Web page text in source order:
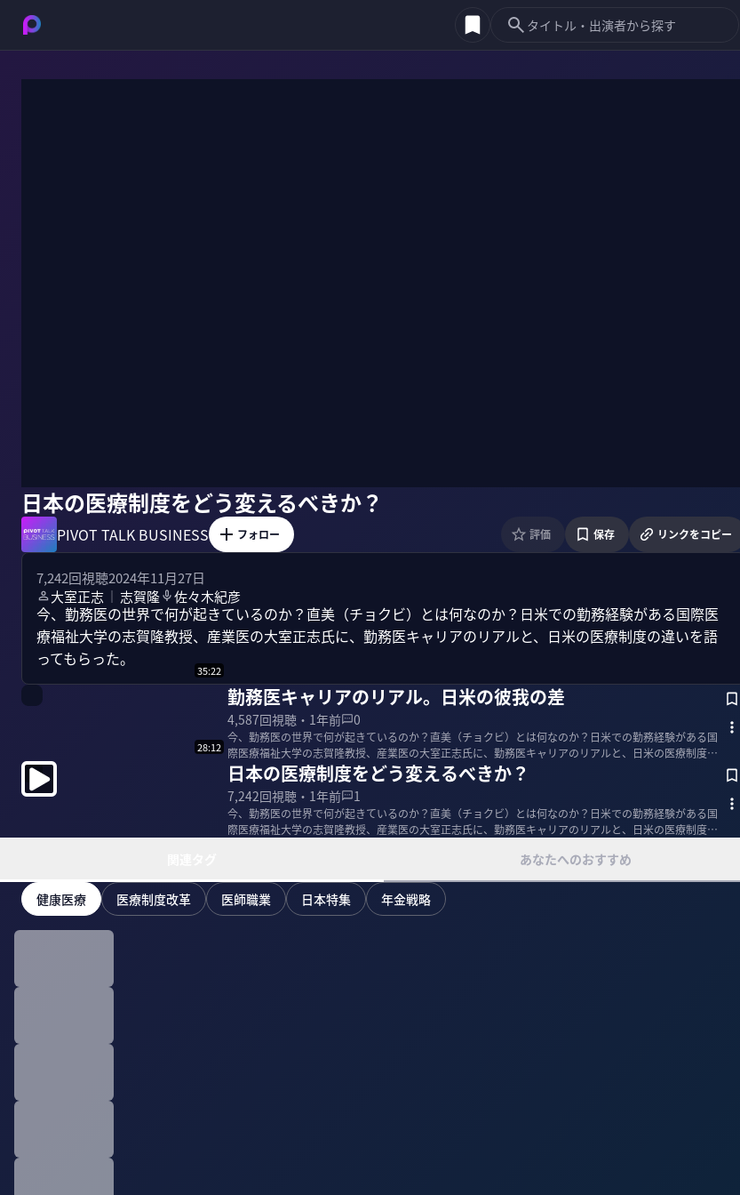
日本の医療制度をどう変えるべきか？
PIVOT TALK BUSINESS フォロー 評価 保存 リンクをコピー
7,242回視聴2024年11月27日
大室正志 ｜ 志賀隆 佐々木紀彦
今、勤務医の世界で何が起きているのか？直美（チョクビ）とは何なのか？日米での勤務経験がある国際医
療福祉大学の志賀隆教授、産業医の大室正志氏に、勤務医キャリアのリアルと、日米の医療制度の違いを語
ってもらった。
35:22
勤務医キャリアのリアル。日米の彼我の差
4,587回視聴・ 1年前 0
今、勤務医の世界で何が起きているのか？直美（チョクビ）とは何なのか？日米での勤務経験がある国
際医療福祉大学の志賀隆教授、産業医の大室正志氏に、勤務医キャリアのリアルと、日米の医療制度の
違いを語ってもら...
28:12
日本の医療制度をどう変えるべきか？
7,242回視聴・ 1年前 1
今、勤務医の世界で何が起きているのか？直美（チョクビ）とは何なのか？日米での勤務経験がある国
際医療福祉大学の志賀隆教授、産業医の大室正志氏に、勤務医キャリアのリアルと、日米の医療制度の
あなたへのおすすめ
健康医療 医療制度改革 医師職業 日本特集 年金戦略